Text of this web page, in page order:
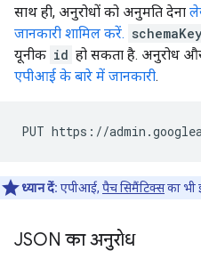
साथ ही, अनुरोधों को अनुमति देना
जानकारी शामिल करें.
यूनीक id हो सकता है. अनुरोध और
एपीआई के बारे में जानकारी.
PUT https://
ध्यान दें: एपीआई, पैच सिमैंटिक्सका भी
JSON का अनुरोध